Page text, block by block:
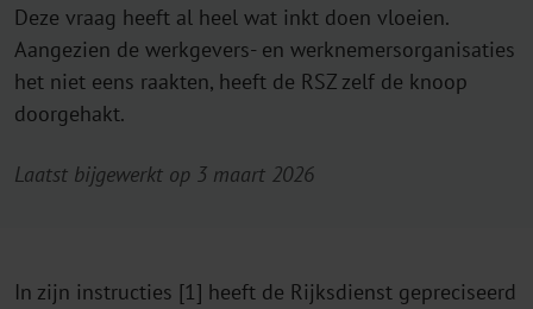
Deze vraag heeft al heel wat inkt doen vloeien.
Aangezien de werkgevers- en werknemersorganisaties
het niet eens raakten, heeft de RSZ zelf de knoop
doorgehakt.
Laatst bijgewerkt op 3 maart 2026
In zijn instructies [1] heeft de Rijksdienst gepreciseerd